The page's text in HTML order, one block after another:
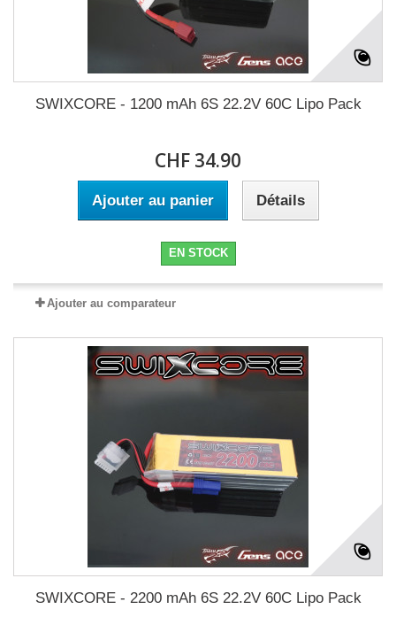
SWIXCORE - 1200 mAh 6S 22.2V 60C Lipo Pack
CHF 34.90
Ajouter au panier Détails
EN STOCK
Ajouter au comparateur
SWIXCORE - 2200 mAh 6S 22.2V 60C Lipo Pack